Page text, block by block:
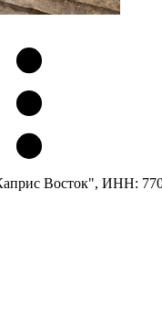
Восток", ИНН: